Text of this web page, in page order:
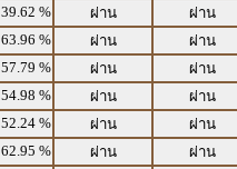
39.62 % ผ่าน ผ่าน
63.96 % ผ่าน ผ่าน
57.79 % ผ่าน ผ่าน
54.98 % ผ่าน ผ่าน
52.24 % ผ่าน ผ่าน
62.95 % ผ่าน ผ่าน